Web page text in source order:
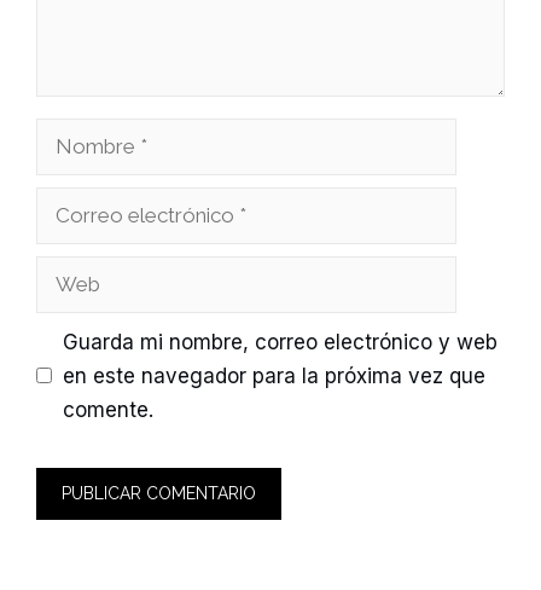
Nombre
Correo
Web
Guarda mi nombre, correo electrónico y web
en este navegador para la próxima vez que
comente.